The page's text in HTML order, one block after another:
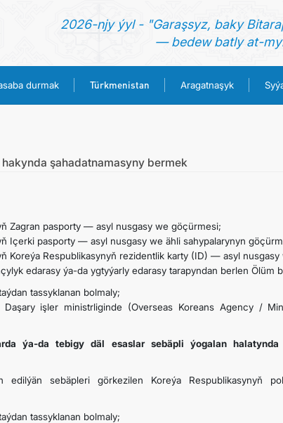
2026-njy ýyl - "Garaşsyz, baky
— bedew batly at-
durmak Türkmenistan Aragatnaşyk
HABARLAR
HYZMATLARY
HASABA DURMAK
şahadatnamasyny bermek
Zagran pasporty — asyl nusgasy we göçürmesi;
Içerki pasporty — asyl nusgasy we ähli sahypalarynyn
Koreýa Respublikasynyň rezidentlik karty (ID) — asyl
edarasy ýa-da ygtyýarly edarasy tarapyndan berlen Ölüm
tassyklanan bolmaly;
Daşary işler ministrliginde (Overseas Koreans Agency /
ýa-da tebigy däl esaslar sebäpli ýogalan halatynda
edilýän sebäpleri görkezilen Koreýa Respublikasynyň
tassyklanan bolmaly;